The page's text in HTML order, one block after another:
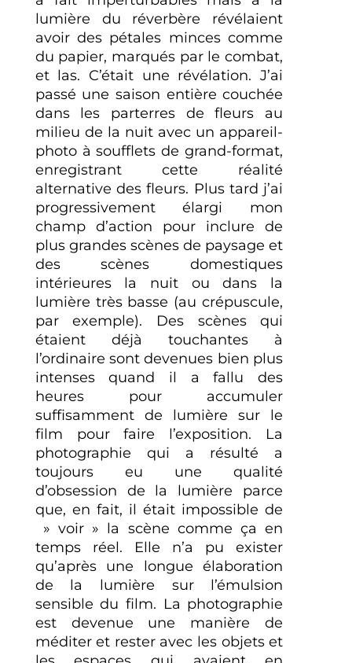
lumière du réverbère révélaient
avoir des pétales minces comme
du papier, marqués par le combat,
et las. C’était une révélation. J’ai
passé une saison entière couchée
dans les parterres de fleurs au
milieu de la nuit avec un appareil-
photo à soufflets de grand-format,
enregistrant cette réalité
alternative des fleurs. Plus tard j’ai
progressivement élargi mon
champ d’action pour inclure de
plus grandes scènes de paysage et
des scènes domestiques
intérieures la nuit ou dans la
lumière très basse (au crépuscule,
par exemple). Des scènes qui
étaient déjà touchantes à
l’ordinaire sont devenues bien plus
intenses quand il a fallu des
heures pour accumuler
suffisamment de lumière sur le
film pour faire l’exposition. La
photographie qui a résulté a
toujours eu une qualité
d’obsession de la lumière parce
que, en fait, il était impossible de
» voir » la scène comme ça en
temps réel. Elle n’a pu exister
qu’après une longue élaboration
de la lumière sur l’émulsion
sensible du film. La photographie
est devenue une manière de
méditer et rester avec les objets et